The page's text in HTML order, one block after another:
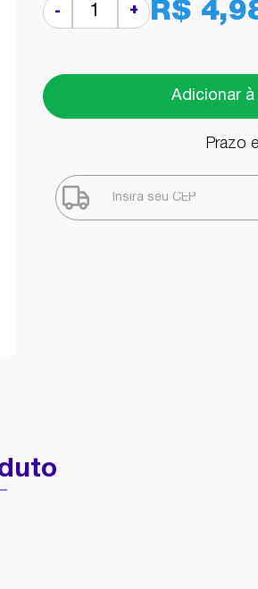
- + R$
Adicionar
Prazo